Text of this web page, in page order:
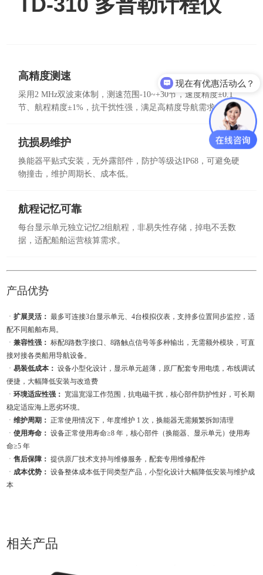
高精度测速
采用2 MHz双波束体制，测速范围-10~+30节，速度精度±0.1
节、航程精度±1%，抗干扰性强，满足高精度导航需求。
抗损易维护
换能器平贴式安装，无外露部件，防护等级达IP68，可避免硬
物撞击，维护周期长、成本低。
航程记忆可靠
每台显示单元独立记忆2组航程，非易失性存储，掉电不丢数
据，适配船舶运营核算需求。
产品优势
ㆍ扩展灵活： 最多可连接3台显示单元、4台模拟仪表，支持多位置同步监控，适
配不同船舶布局。
ㆍ兼容性强： 标配8路数字接口、8路触点信号等多种输出，无需额外模块，可直
接对接各类船用导航设备。
ㆍ易装低成本： 设备小型化设计，显示单元超薄，原厂配套专用电缆，布线调试
便捷，大幅降低安装与改造费
ㆍ环境适应性强： 宽温宽湿工作范围，抗电磁干扰，核心部件防护性好，可长期
稳定适应海上恶劣环境。
ㆍ维护周期： 正常使用情况下，年度维护 1 次，换能器无需频繁拆卸清理
ㆍ使用寿命： 设备正常使用寿命≥8 年，核心部件（换能器、显示单元）使用寿
命≥5 年
ㆍ售后保障： 提供原厂技术支持与维修服务，配套专用维修配件
ㆍ成本优势： 设备整体成本低于同类型产品，小型化设计大幅降低安装与维护成
本
相关产品
可以介绍下你们的产品么？